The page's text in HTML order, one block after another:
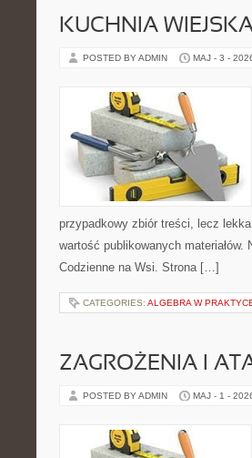
KUCHNIA
POSTED BY ADMIN MAJ - 3 -
przypadkowy zbiór treści, lecz
wartość publikowanych
Codzienne na Wsi. Strona […]
CATEGORIES: ALGEBRA W
ZAGROŻENIA I
POSTED BY ADMIN MAJ - 1 -